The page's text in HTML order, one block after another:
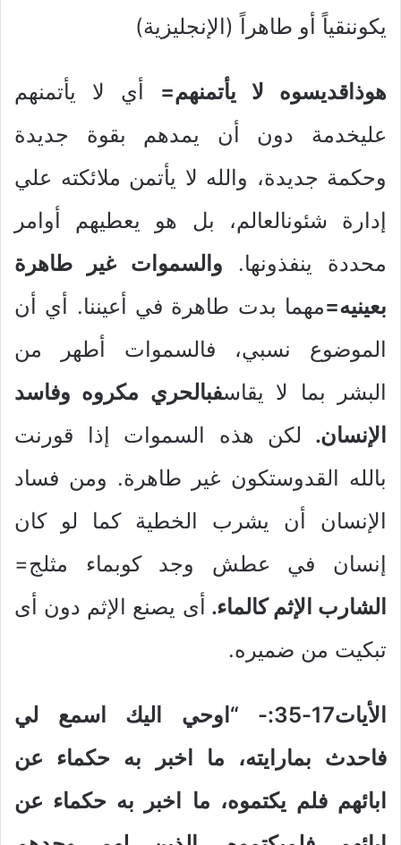
يكوننقياً أو طاهراً (الإنجليزية)
هوذاقديسوه لا يأتمنهم= أي لا يأتمنهم
عليخدمة دون أن يمدهم بقوة جديدة
وحكمة جديدة، والله لا يأتمن ملائكته علي
إدارة شئونالعالم، بل هو يعطيهم أوامر
محددة ينفذونها. والسموات غير طاهرة
بعينيه=مهما بدت طاهرة في أعيننا. أي أن
الموضوع نسبي، فالسموات أطهر من
البشر بما لا يقاسفبالحري مكروه وفاسد
الإنسان. لكن هذه السموات إذا قورنت
بالله القدوستكون غير طاهرة. ومن فساد
الإنسان أن يشرب الخطية كما لو كان
إنسان في عطش وجد كوبماء مثلج=
الشارب الإثم كالماء. أى يصنع الإثم دون أى
تبكيت من ضميره.
الأيات17- 35
:-
“اوحي اليك اسمع لي
فاحدث بمارايته، ما اخبر به حكماء عن
ابائهم فلم يكتموه، ما اخبر به حكماء عن